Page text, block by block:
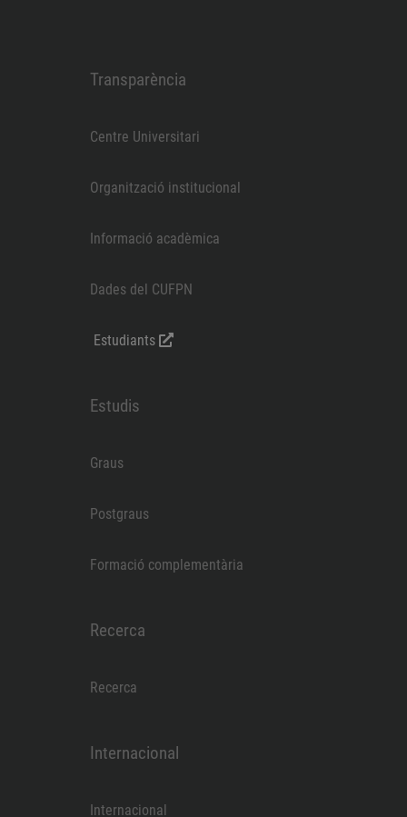
Transparència
Centre Universitari
Organització institucional
Informació acadèmica
Dades del CUFPN
Estudiants
Estudis
Graus
Postgraus
Formació complementària
Recerca
Recerca
Internacional
Internacional